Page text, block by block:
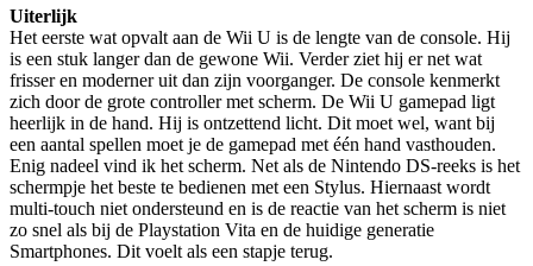
Uiterlijk
Het eerste wat opvalt aan de Wii U is de lengte van de console. Hij
is een stuk langer dan de gewone Wii. Verder ziet hij er net wat
frisser en moderner uit dan zijn voorganger. De console kenmerkt
zich door de grote controller met scherm. De Wii U gamepad ligt
heerlijk in de hand. Hij is ontzettend licht. Dit moet wel, want bij
een aantal spellen moet je de gamepad met één hand vasthouden.
Enig nadeel vind ik het scherm. Net als de Nintendo DS-reeks is het
schermpje het beste te bedienen met een Stylus. Hiernaast wordt
multi-touch niet ondersteund en is de reactie van het scherm is niet
zo snel als bij de Playstation Vita en de huidige generatie
Smartphones. Dit voelt als een stapje terug.